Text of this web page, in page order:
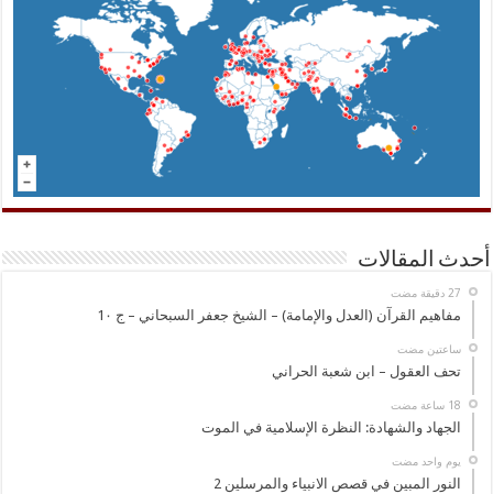
أحدث المقالات
مفاهيم القرآن (العدل والإمامة) – الشيخ جعفر السبحاني – ج 1٠
‏ساعتين مضت
تحف العقول – ابن شعبة الحراني
الجهاد والشهادة: النظرة الإسلامية في الموت
‏يوم واحد مضت
النور المبين في قصص الانبياء والمرسلين 2